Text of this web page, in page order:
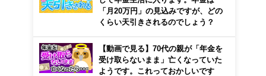
「月20万円」の見込みですが、どの
くらい天引きされるのでしょう？
【動画で見る】70代の親が「年金を
受け取らないまま」亡くなっていた
ようです。これっておかしいです